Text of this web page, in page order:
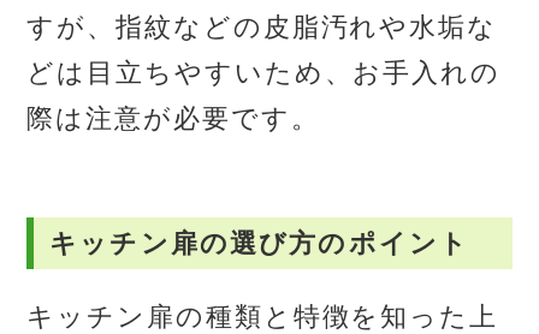
すが、指紋などの皮脂汚れや水垢な
どは目立ちやすいため、お手入れの
際は注意が必要です。
キッチン扉の選び方のポイント
キッチン扉の種類と特徴を知った上